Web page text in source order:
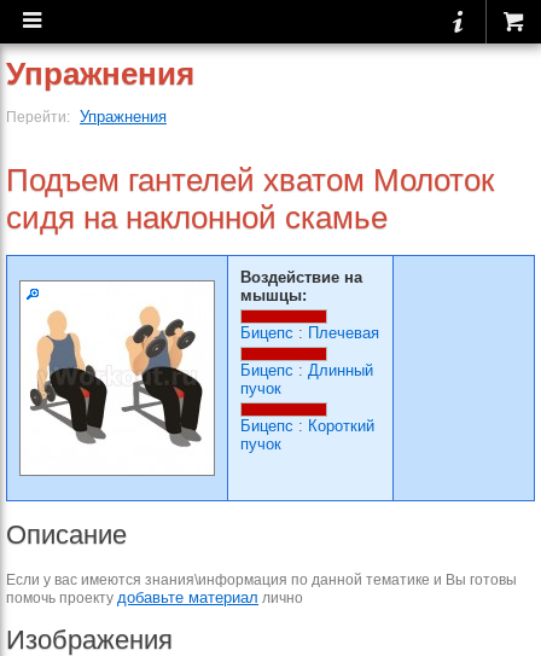
Упражнения
Перейти: Упражнения
Подъем гантелей хватом Молоток
сидя на наклонной скамье
Воздействие на
мышцы:
Бицепс : Плечевая
Бицепс : Длинный
пучок
Бицепс : Короткий
пучок
Описание
Если у вас имеются знания\информация по данной тематике и Вы готовы
помочь проекту добавьте материал лично
Изображения